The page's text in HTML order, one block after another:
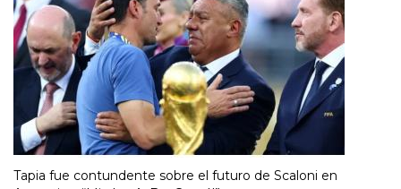
Tapia fue contundente sobre el futuro de Scaloni en